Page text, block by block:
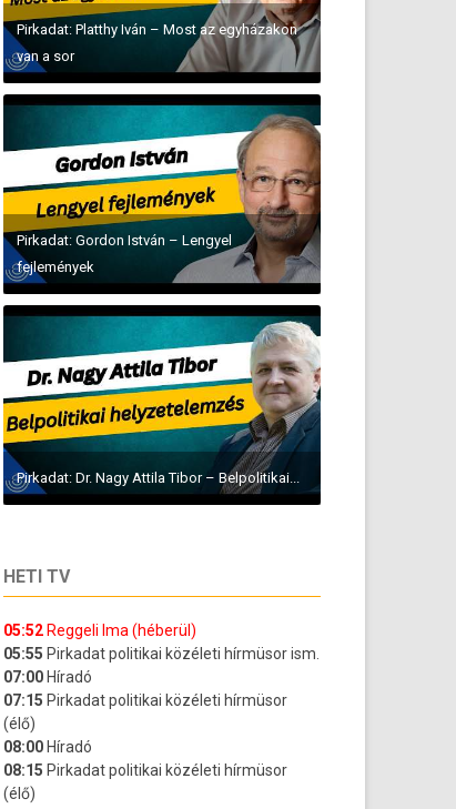
Pirkadat: Platthy Iván – Most az egyházakon
van a sor
Pirkadat: Gordon István – Lengyel
fejlemények
Pirkadat: Dr. Nagy Attila Tibor – Belpolitikai...
HETI TV